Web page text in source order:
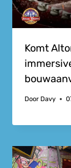
Komt
Door Davy